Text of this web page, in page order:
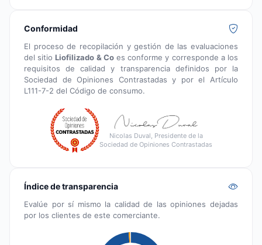
Conformidad
El proceso de recopilación y gestión de las evaluaciones
del sitioLiofilizado & Coes conforme y corresponde a los
requisitos de calidad y transparencia definidos por la
Sociedad de Opiniones Contrastadas y por el Artículo
L111-7-2 del Código de consumo.
Nicolas Duval, Presidente de la
Sociedad de Opiniones Contrastadas
Índice de transparencia
Evalúe por sí mismo la calidad de las opiniones dejadas
por los clientes de este comerciante.